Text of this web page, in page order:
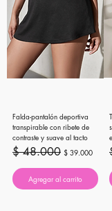
Falda-pantalón deportiva
transpirable con ribete de
contraste y suave al tacto
Precio
$ 48.000 Precio de oferta
$ 39.000
Agregar al carrito